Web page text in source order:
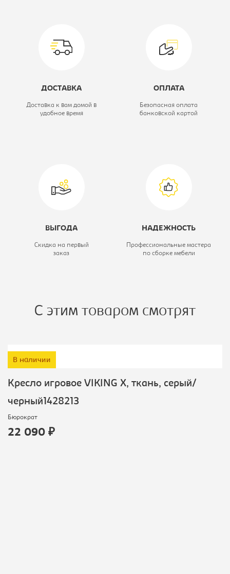
Цвет материала: коричневое,
металл
Материал обивки: ткань
ДОСТАВКА
Доставка к вам домой в
удобное время
ОПЛАТА
Безопасная оплата
банковской картой
ВЫГОДА
Скидка на первый
заказ
НАДЕЖНОСТЬ
Профессиональные мастера
по сборке мебели
С этим товаром смотрят
В наличии
Кресло игровое VIKING X, ткань, серый/
черный1428213
Бюрократ
22 090 ₽